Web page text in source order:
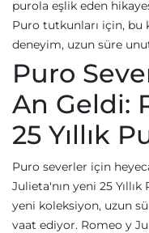
purola eşlik eden
Puro tutkunları için, bu
deneyim, uzun süre
Puro
An Geldi:
25 Yıllık
Puro severler için
Julieta'nın yeni 25
yeni koleksiyon, uzun
vaat ediyor. Romeo y